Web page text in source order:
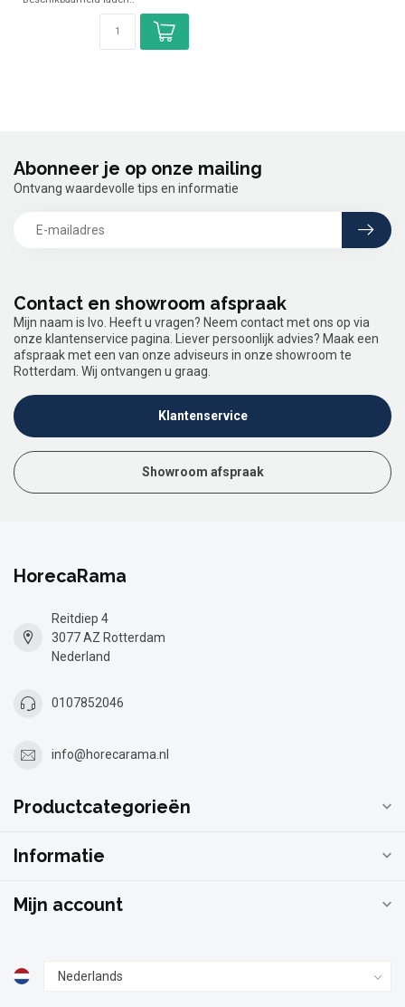
Contact en showroom afspraak
Mijn naam is Ivo. Heeft u vragen? Neem contact met ons op via
onze klantenservice pagina. Liever persoonlijk advies? Maak een
afspraak met een van onze adviseurs in onze showroom te
Rotterdam. Wij ontvangen u graag.
Klantenservice
Showroom afspraak
Abonneer je op onze mailing
Ontvang waardevolle tips en informatie
HorecaRama
Reitdiep 4
3077 AZ Rotterdam
Nederland
0107852046
info@horecarama.nl
Productcategorieën
Informatie
Mijn account